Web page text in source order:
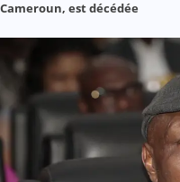
Cameroun, est décédée